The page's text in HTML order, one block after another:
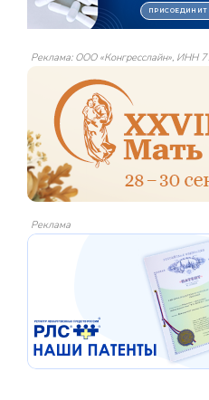
Реклама: ООО «Конгресслайн», ИНН
Реклама